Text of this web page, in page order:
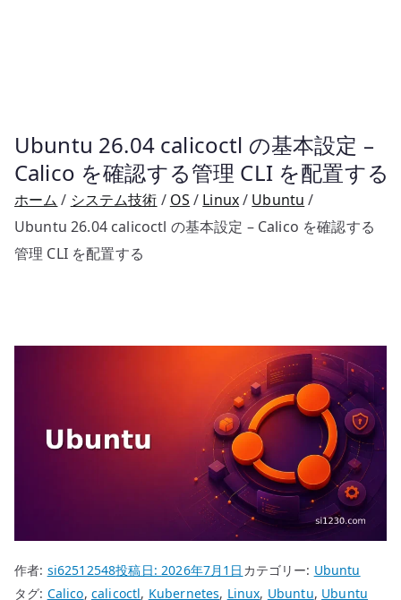
Ubuntu 26.04 calicoctl の基本設定 –
Calico を確認する管理 CLI を配置する
ホーム システム技術 OS Linux
Ubuntu
Ubuntu 26.04 calicoctl の基本設定 – Calico を確認する
管理 CLI を配置する
作者: si62512548投稿日:2026年7月1日 カテゴリー: Ubuntu
タグ: Calico, calicoctl, Kubernetes, Linux, Ubuntu, Ubuntu